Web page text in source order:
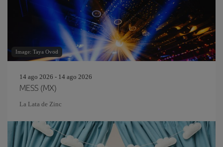
Image: Taya Ovod
14 ago 2026 - 14 ago 2026
MESS (MX)
La Lata de Zinc